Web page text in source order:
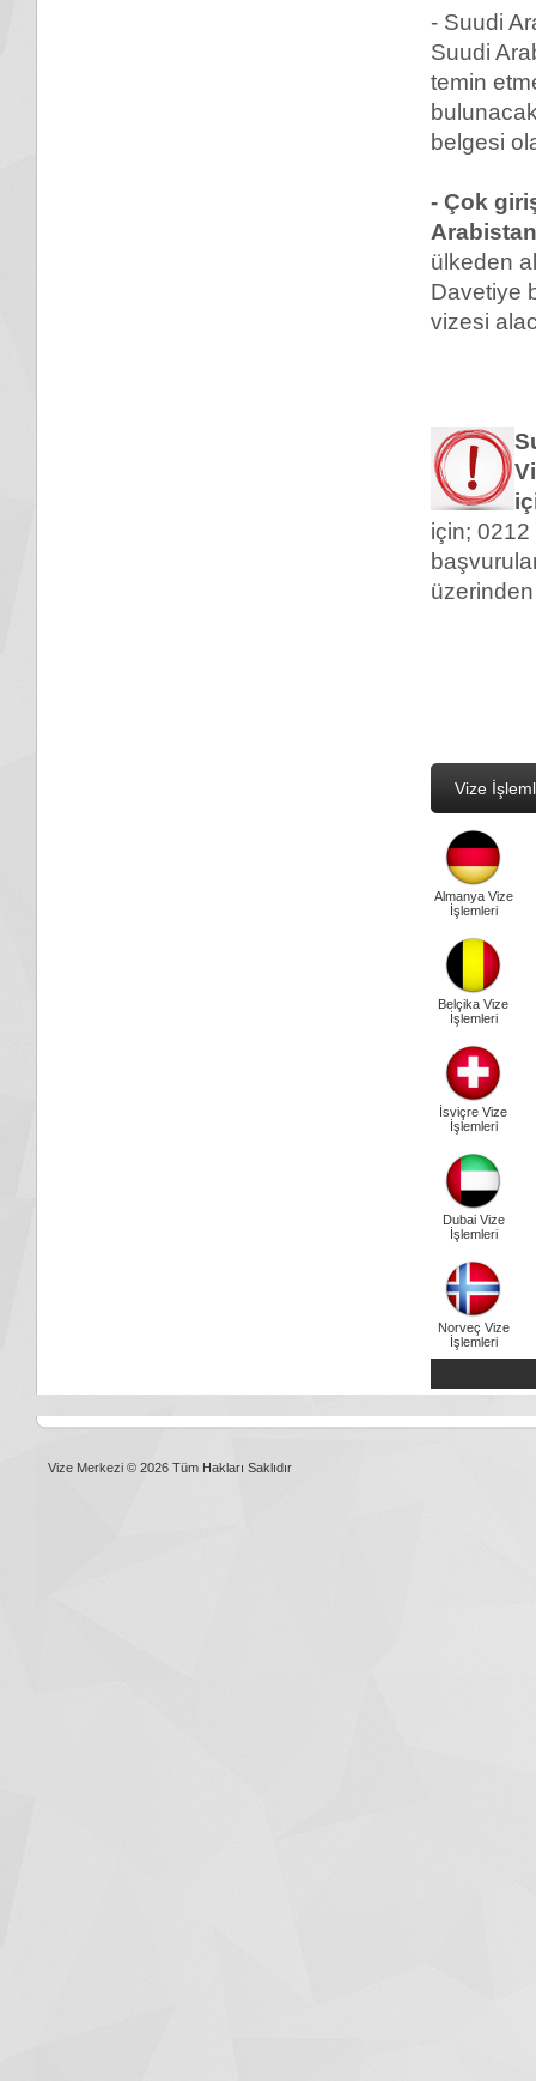
- Suudi
Suudi
temin
belgesi
- Çok
ülkeden
Davetiye
vizesi
için;
Vize
Almanya Vize
İşlemleri
Belçika Vize
İşlemleri
İsviçre Vize
İşlemleri
Dubai Vize
İşlemleri
Norveç Vize
İşlemleri
Vize Merkezi © 2026 Tüm Hakları Saklıdır